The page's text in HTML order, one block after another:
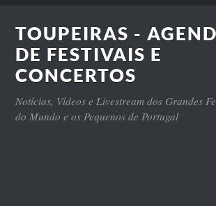
TOUPEIRAS -
DE FESTIVAIS E
CONCERTOS
Notícias, Vídeos e Livestream dos Grandes
do Mundo e os Pequenos de Portugal